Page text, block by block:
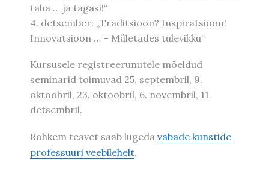
taha … ja tagasi!“
4. detsember: „Traditsioon? Inspiratsioon!
Innovatsioon … – Mäletades tulevikku“
Kursusele registreerunutele mõeldud
seminarid toimuvad 25. septembril, 9.
oktoobril, 23. oktoobril, 6. novembril, 11.
detsembril.
Rohkem teavet saab lugeda vabade kunstide
professuuri veebilehelt.